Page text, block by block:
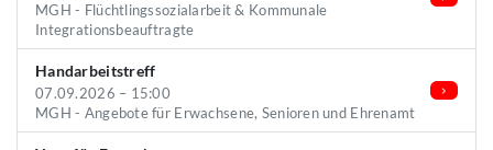
MGH - Flüchtlingssozialarbeit & Kommunale
Integrationsbeauftragte
Handarbeitstreff
07.09.2026 – 15:00
MGH - Angebote für Erwachsene, Senioren und Ehrenamt